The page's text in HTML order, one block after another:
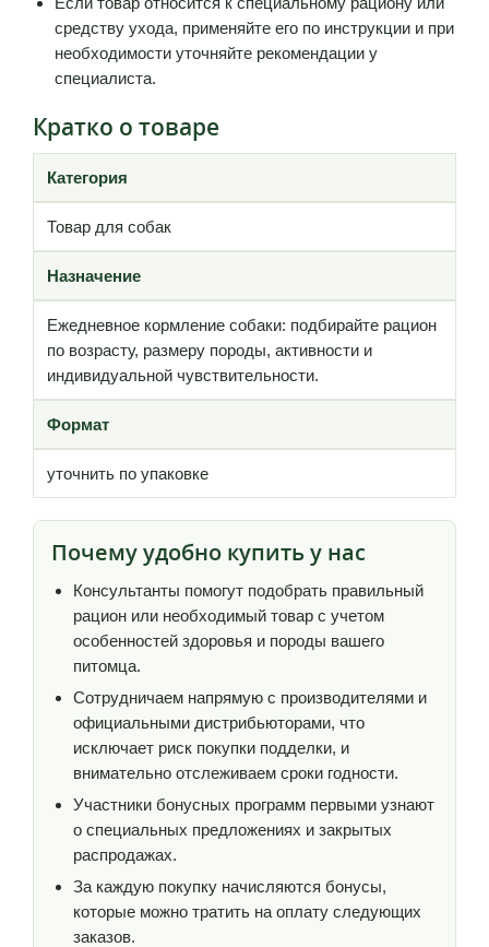
средству ухода, применяйте его по инструкции и при
необходимости уточняйте рекомендации у
специалиста.
Кратко о товаре
Категория
Товар для собак
Назначение
Ежедневное кормление собаки: подбирайте рацион
по возрасту, размеру породы, активности и
индивидуальной чувствительности.
Формат
уточнить по упаковке
Почему удобно купить у нас
Консультанты помогут подобрать правильный
рацион или необходимый товар с учетом
особенностей здоровья и породы вашего
питомца.
Сотрудничаем напрямую с производителями и
официальными дистрибьюторами, что
исключает риск покупки подделки, и
внимательно отслеживаем сроки годности.
Участники бонусных программ первыми узнают
о специальных предложениях и закрытых
распродажах.
За каждую покупку начисляются бонусы,
которые можно тратить на оплату следующих
заказов.